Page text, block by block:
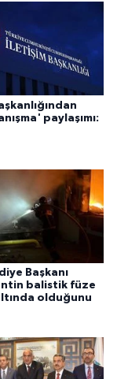
paylaşımı:
Başkanı
balistik füze
olduğunu